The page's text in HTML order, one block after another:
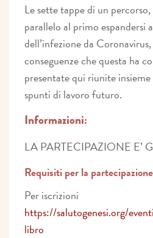
Le sette tappe di un
parallelo al primo espandersi
dell’infezione da
conseguenze che questa ha
presentate qui riunite
spunti di lavoro futuro.
Informazioni:
LA PARTECIPAZIONE E’
Requisiti per la
Per iscrizioni
https://salutogenesi.org/
libro